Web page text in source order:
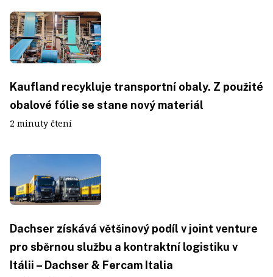
Kaufland recykluje transportní obaly. Z použité
obalové fólie se stane nový materiál
2 minuty čtení
Dachser získává většinový podíl v joint venture
pro sběrnou službu a kontraktní logistiku v
Itálii – Dachser & Fercam Italia